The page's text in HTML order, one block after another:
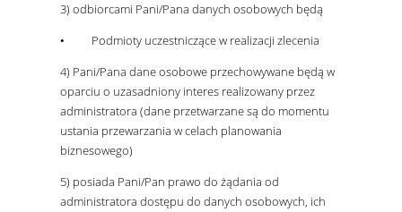
3) odbiorcami Pani/Pana danych osobowych będą
• Podmioty uczestniczące w realizacji zlecenia
4) Pani/Pana dane osobowe przechowywane będą w
oparciu o uzasadniony interes realizowany przez
administratora (dane przetwarzane są do momentu
ustania przewarzania w celach planowania
biznesowego)
5) posiada Pani/Pan prawo do żądania od
administratora dostępu do danych osobowych, ich